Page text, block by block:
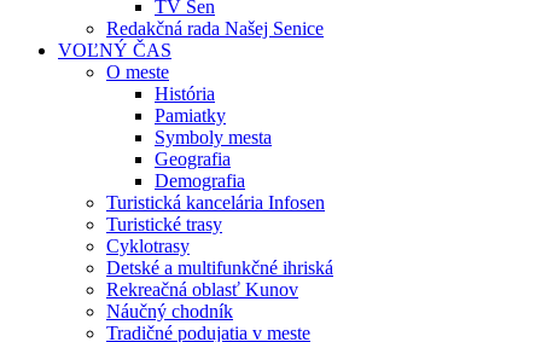
TV Sen
Redakčná rada Našej Senice
VOĽNÝ ČAS
O meste
História
Pamiatky
Symboly mesta
Geografia
Demografia
Turistická kancelária Infosen
Turistické trasy
Cyklotrasy
Detské a multifunkčné ihriská
Rekreačná oblasť Kunov
Náučný chodník
Tradičné podujatia v meste